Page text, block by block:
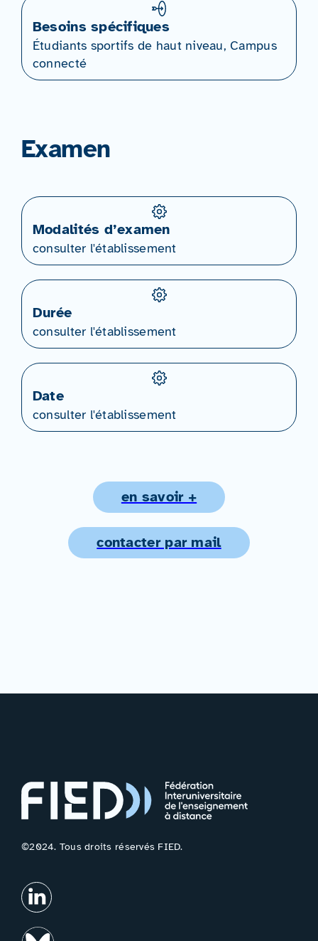
Besoins spécifiques
Étudiants sportifs de haut niveau, Campus
connecté
Examen
Modalités d’examen
consulter l'établissement
Durée
consulter l'établissement
Date
consulter l'établissement
en savoir +
contacter par mail
©2024. Tous droits réservés FIED.